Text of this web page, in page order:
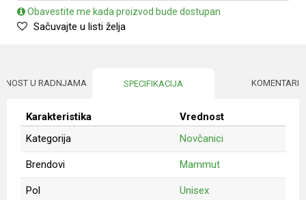
Obavestite me kada proizvod bude dostupan
Sačuvajte u listi želja
U RADNJAMA SPECIFIKACIJA KOMENTARI
Karakteristika
Vrednost
Kategorija
Novčanici
Brendovi Mammut
Pol Unisex